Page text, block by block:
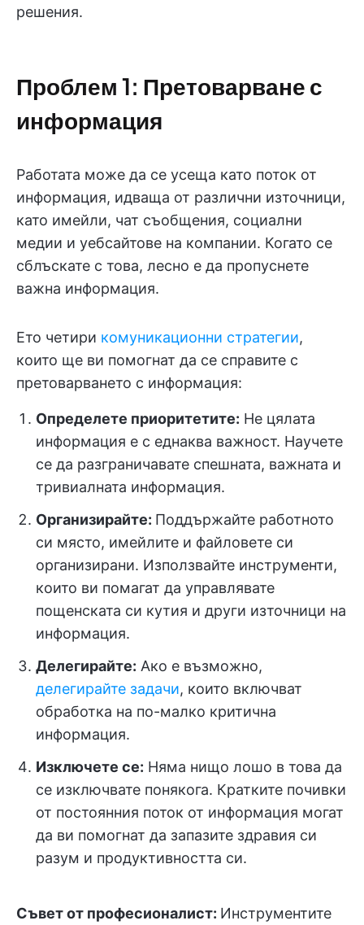
решения.
Проблем 1: Претоварване с
информация
Работата може да се усеща като поток от
информация, идваща от различни източници,
като имейли, чат съобщения, социални
медии и уебсайтове на компании. Когато се
сблъскате с това, лесно е да пропуснете
важна информация.
Ето четири комуникационни стратегии,
които ще ви помогнат да се справите с
претоварването с информация:
Определете приоритетите: Не цялата
информация е с еднаква важност. Научете
се да разграничавате спешната, важната и
тривиалната информация.
Организирайте: Поддържайте работното
си място, имейлите и файловете си
организирани. Използвайте инструменти,
които ви помагат да управлявате
пощенската си кутия и други източници на
информация.
Делегирайте: Ако е възможно,
делегирайте задачи, които включват
обработка на по-малко критична
информация.
Изключете се: Няма нищо лошо в това да
се изключвате понякога. Кратките почивки
от постоянния поток от информация могат
да ви помогнат да запазите здравия си
разум и продуктивността си.
Съвет от професионалист: Инструментите